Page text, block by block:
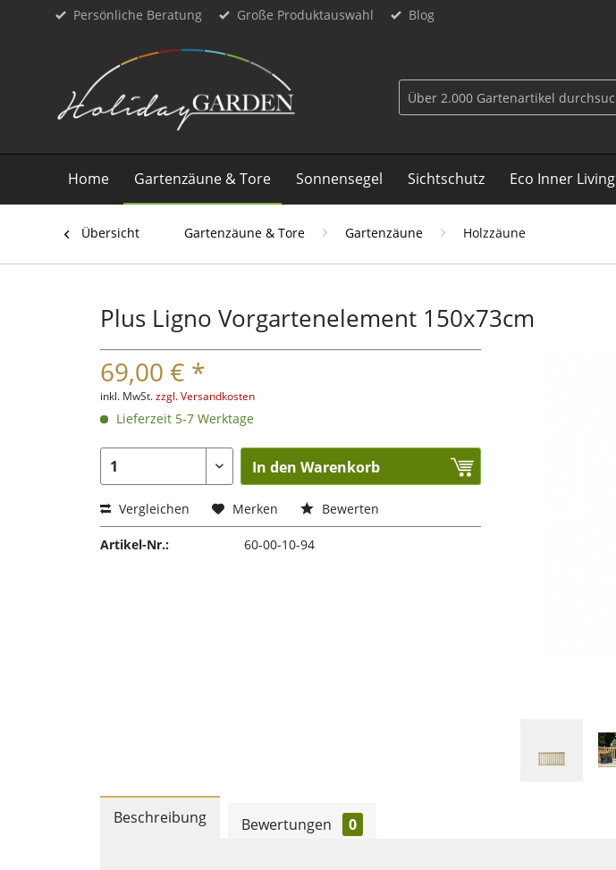
Persönliche Beratung Große Produktauswahl Blog
Home Gartenzäune & Tore Sonnensegel Sichtschutz Eco Inner Living
Übersicht Gartenzäune & Tore Gartenzäune Holzzäune
Plus Ligno Vorgartenelement 150x73cm
69,00 € *
inkl. MwSt.zzgl. Versandkosten
Lieferzeit 5-7 Werktage
In den Warenkorb
Vergleichen Merken Bewerten
Artikel-Nr.: 60-00-10-94
Beschreibung Bewertungen 0